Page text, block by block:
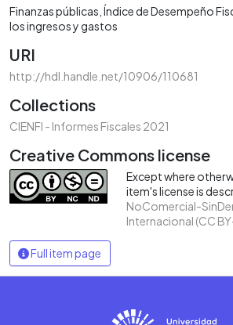
Finanzas públicas Índice de Desempeño
los ingresos y gastos
URI
http://hdl.handle.net/10906/110681
Collections
CIENFI - Informes Fiscales 2021
Creative Commons license
Except where
item's license is
NoComercial-
Internacional (CC
Full item page